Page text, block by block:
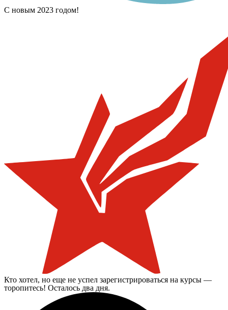
С новым 2023 годом!
Кто хотел, но еще не успел зарегистрироваться на курсы —
торопитесь! Осталось два дня.